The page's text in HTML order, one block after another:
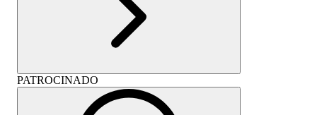
PATROCINADO